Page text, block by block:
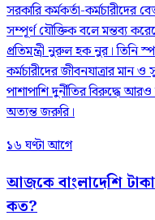
সরকারি কর্মকর্তা-কর্মচারীদের
সম্পূর্ণ যৌক্তিক বলে মন্তব্য
প্রতিমন্ত্রী নুরুল হক নুর। তিনি
কর্মচারীদের জীবনযাত্রার মান
পাশাপাশি দুর্নীতির বিরুদ্ধে
অত্যন্ত জরুরি।
১৬ ঘণ্টা আগে
আজকে বাংলাদেশি
কত?